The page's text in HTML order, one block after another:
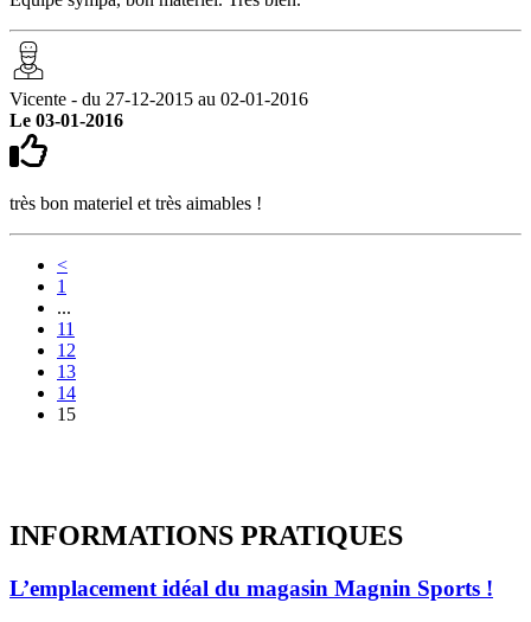
Vicente - du 27-12-2015 au 02-01-2016
Le 03-01-2016
très bon materiel et très aimables !
<
1
...
11
12
13
14
15
INFORMATIONS PRATIQUES
L’emplacement idéal du magasin Magnin Sports !